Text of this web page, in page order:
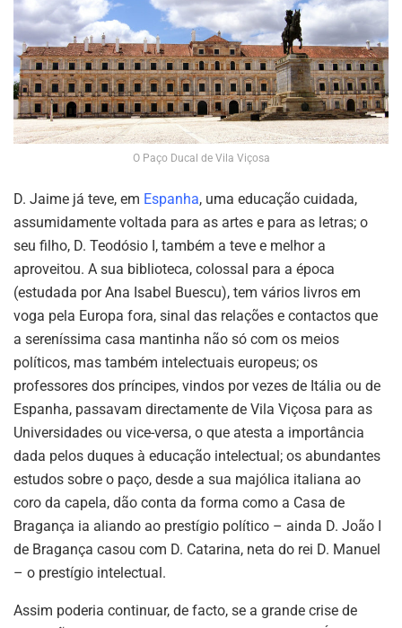
O Paço Ducal de Vila Viçosa
D. Jaime já teve, em Espanha, uma educação cuidada,
assumidamente voltada para as artes e para as letras; o
seu filho, D. Teodósio I, também a teve e melhor a
aproveitou. A sua biblioteca, colossal para a época
(estudada por Ana Isabel Buescu), tem vários livros em
voga pela Europa fora, sinal das relações e contactos que
a sereníssima casa mantinha não só com os meios
políticos, mas também intelectuais europeus; os
professores dos príncipes, vindos por vezes de Itália ou de
Espanha, passavam directamente de Vila Viçosa para as
Universidades ou vice-versa, o que atesta a importância
dada pelos duques à educação intelectual; os abundantes
estudos sobre o paço, desde a sua majólica italiana ao
coro da capela, dão conta da forma como a Casa de
Bragança ia aliando ao prestígio político – ainda D. João I
de Bragança casou com D. Catarina, neta do rei D. Manuel
– o prestígio intelectual.
Assim poderia continuar, de facto, se a grande crise de